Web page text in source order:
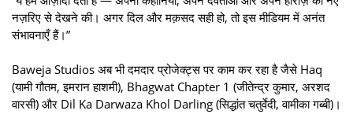
नज़रिए से देखने की। अगर दिल और मक़सद सही हो, तो इस मीडियम में अनंत
संभावनाएँ हैं।”
Baweja Studios अब भी दमदार प्रोजेक्ट्स पर काम कर रहा है जैसे Haq
(यामी गौतम, इमरान हाशमी), Bhagwat Chapter 1 (जीतेन्द्र कुमार, अरशद
वारसी) और Dil Ka Darwaza Khol Darling (सिद्धांत चतुर्वेदी, वामीका गब्बी)।